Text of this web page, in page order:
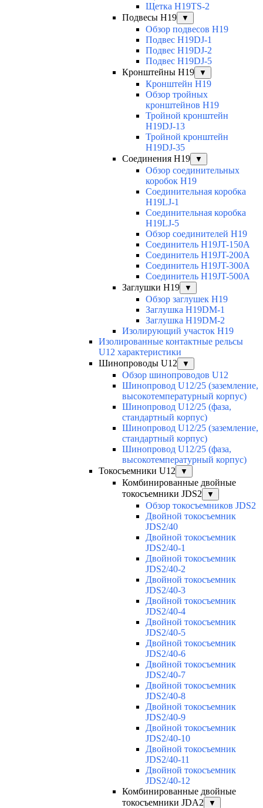
Щетка H19TS-2
Подвесы H19
▼
Обзор подвесов H19
Подвес H19DJ-1
Подвес H19DJ-2
Подвес H19DJ-5
Кронштейны H19
▼
Кронштейн H19
Обзор тройных
кронштейнов H19
Тройной кронштейн
H19DJ-13
Тройной кронштейн
H19DJ-35
Соединения H19
▼
Обзор соединительных
коробок H19
Соединительная коробка
H19LJ-1
Соединительная коробка
H19LJ-5
Обзор соединителей H19
Соединитель H19JT-150A
Соединитель H19JT-200A
Соединитель H19JT-300A
Соединитель H19JT-500A
Заглушки H19
▼
Обзор заглушек H19
Заглушка H19DM-1
Заглушка H19DM-2
Изолирующий участок H19
Изолированные контактные рельсы
U12 характеристики
Шинопроводы U12
▼
Обзор шинопроводов U12
Шинопровод U12/25 (заземление,
высокотемпературный корпус)
Шинопровод U12/25 (фаза,
стандартный корпус)
Шинопровод U12/25 (заземление,
стандартный корпус)
Шинопровод U12/25 (фаза,
высокотемпературный корпус)
Токосъемники U12
▼
Комбинированные двойные
токосъемники JDS2
▼
Обзор токосъемников JDS2
Двойной токосъемник
JDS2/40
Двойной токосъемник
JDS2/40-1
Двойной токосъемник
JDS2/40-2
Двойной токосъемник
JDS2/40-3
Двойной токосъемник
JDS2/40-4
Двойной токосъемник
JDS2/40-5
Двойной токосъемник
JDS2/40-6
Двойной токосъемник
JDS2/40-7
Двойной токосъемник
JDS2/40-8
Двойной токосъемник
JDS2/40-9
Двойной токосъемник
JDS2/40-10
Двойной токосъемник
JDS2/40-11
Двойной токосъемник
JDS2/40-12
Комбинированные двойные
токосъемники JDA2
▼